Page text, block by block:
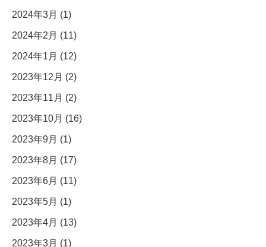
2024年3月 (1)
2024年2月 (11)
2024年1月 (12)
2023年12月 (2)
2023年11月 (2)
2023年10月 (16)
2023年9月 (1)
2023年8月 (17)
2023年6月 (11)
2023年5月 (1)
2023年4月 (13)
2023年3月 (1)